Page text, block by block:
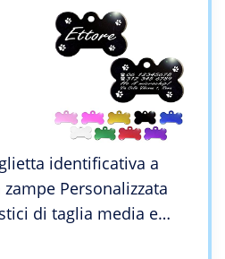
identificativa a
Personalizzata
di taglia media e
Gatto con incisione